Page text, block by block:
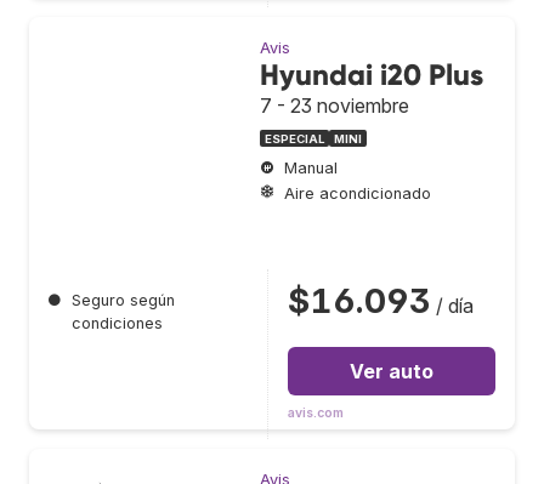
Avis
Hyundai i20 Plus
7 - 23 noviembre
ESPECIAL MINI
Manual
Aire acondicionado
● Seguro según
condiciones
$16.093 / día
Ver auto
avis.com
Avis